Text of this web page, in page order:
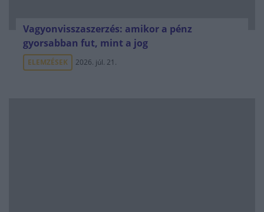
Vagyonvisszaszerzés: amikor a pénz
gyorsabban fut, mint a jog
ELEMZÉSEK 2026. júl. 21.